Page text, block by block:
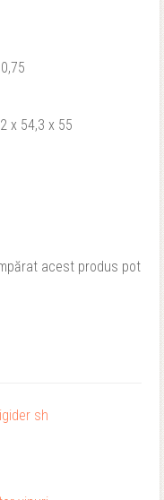
x 54,3 x 55
acest produs pot